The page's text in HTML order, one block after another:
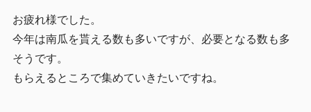
お疲れ様でした。
今年は南瓜を貰える数も多いですが、必要となる数も多
そうです。
もらえるところで集めていきたいですね。